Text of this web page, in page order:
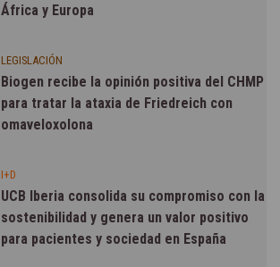
África y Europa
LEGISLACIÓN
Biogen recibe la opinión positiva del CHMP
para tratar la ataxia de Friedreich con
omaveloxolona
I+D
UCB Iberia consolida su compromiso con la
sostenibilidad y genera un valor positivo
para pacientes y sociedad en España